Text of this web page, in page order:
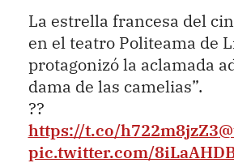
La estrella francesa del
en el teatro Politeama de
protagonizó la aclamada
dama de las camelias”.
??
https://t.co/h722m8jzZ3
pic.twitter.com/